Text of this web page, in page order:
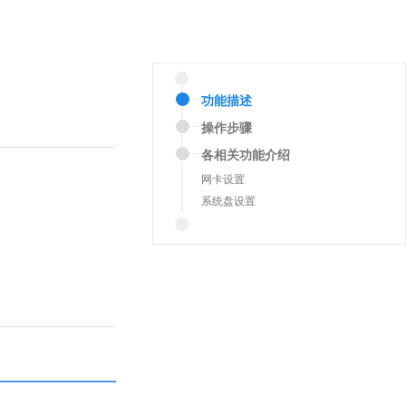
功能描述
操作步骤
各相关功能介绍
网卡设置
系统盘设置